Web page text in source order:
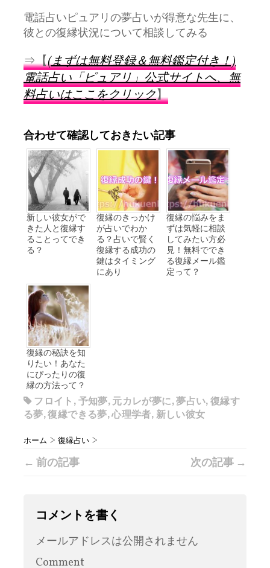
電話占いピュアリの夢占いが得意な先生に、
彼との復縁状況について相談してみる
⇒【(まずは無料登録＆無料鑑定付き！)
電話占い「ピュアリ」公式サイトへ、無
料占いはここをクリック】
合わせて確認しておきたい記事
新しい彼女がで
きた人と復縁す
ることってでき
る？
復縁のきっかけ
が占いでわか
る？占いで賢く
復縁する成功の
鍵はタイミング
にあり
復縁の悩みをま
ずは気軽に相談
してみたい方必
見！無料ででき
る復縁メール鑑
定って？
復縁の秘訣を知
りたい！あなた
にぴったりの復
縁の方法って？
フロイト , 予知夢, 元カレが夢に,夢占い,復縁す
る夢,復縁できる夢,心理学者, 新しい彼女
ホーム > 復縁占い >
← 前の記事 次の記事 →
コメントを書く
メールアドレスは公開されません
Comment